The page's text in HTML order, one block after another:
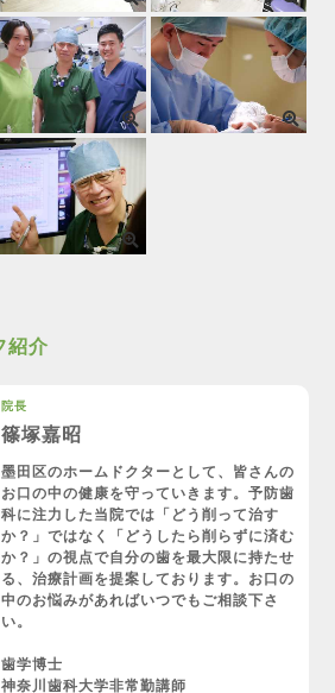
紹介
院長
篠塚嘉昭
墨田区のホームドクターとして、皆さんの
お口の中の健康を守っていきます。予防歯
科に注力した当院では「どう削って治す
か？」ではなく「どうしたら削らずに済む
か？」の視点で自分の歯を最大限に持たせ
る、治療計画を提案しております。お口の
中のお悩みがあればいつでもご相談下さ
い。
歯学博士
神奈川歯科大学非常勤講師